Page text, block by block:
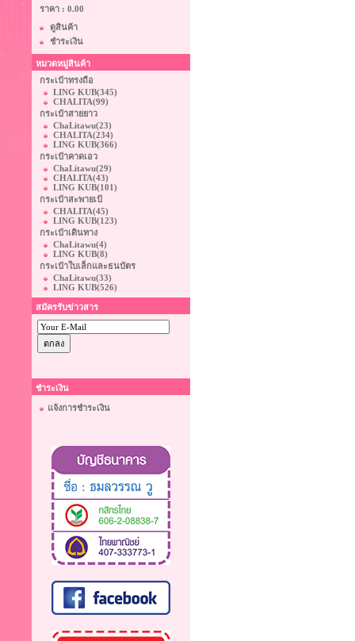
ราคา : 0.00
ดูสินค้า
ชำระเงิน
หมวดหมู่สินค้า
กระเป๋าทรงถือ
LING KUB(345)
CHALITA(99)
กระเป๋าสายยาว
ChaLitawu(23)
CHALITA(234)
LING KUB(366)
กระเป๋าคาดเอว
ChaLitawu(29)
CHALITA(43)
LING KUB(101)
กระเป๋าสะพายเป้
CHALITA(45)
LING KUB(123)
กระเป๋าเดินทาง
ChaLitawu(4)
LING KUB(8)
กระเป๋าใบเล็กและธนบัตร
ChaLitawu(33)
LING KUB(526)
สมัครรับข่าวสาร
ชำระเงิน
แจ้งการชำระเงิน